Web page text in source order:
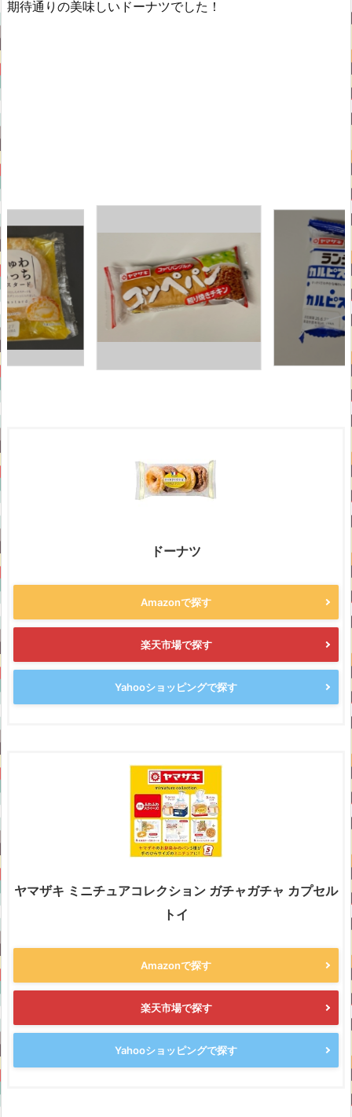
期待通りの美味しいドーナツでした！
ドーナツ
Amazonで探す
楽天市場で探す
Yahooショッピングで探す
ヤマザキ ミニチュアコレクション ガチャガチャ カプセル
トイ
Amazonで探す
楽天市場で探す
Yahooショッピングで探す